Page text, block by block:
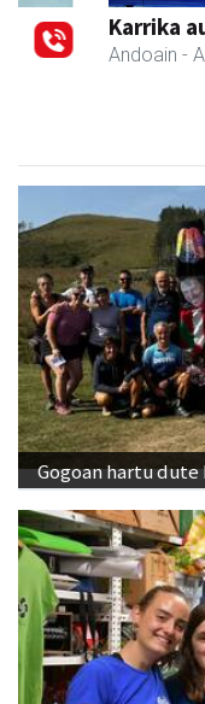
Karrika auto
Andoain - Auto
Gogoan hartu